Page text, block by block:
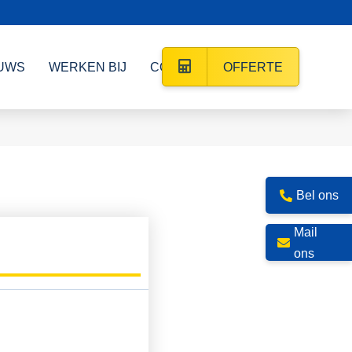
WERKEN BIJ CONTACT OFFERTE
Bel ons
Mail
ons